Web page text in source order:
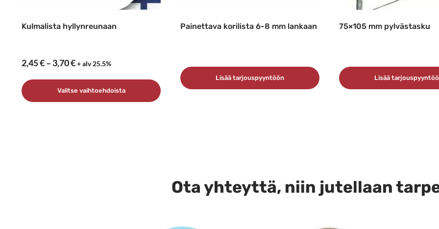
Kulmalista hyllynreunaan
2,45€– 3,70€Hintaluokka:
–
3,70 €
+ alv 25.5%
Valitse vaihtoehdoista
Painettava korilista 6-8 mm lankaan
Lisää tarjouspyyntöön
75×105 mm pylvästasku
Lisää
Ota yhteyttä, niin jutellaan